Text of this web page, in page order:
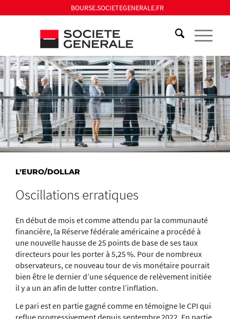
BOURSE.SOCIETEGENERALE.FR
L’EURO/DOLLAR
Oscillations erratiques
En début de mois et comme attendu par la communauté
financière, la Réserve fédérale américaine a procédé à
une nouvelle hausse de 25 points de base de ses taux
directeurs pour les porter à 5,25 %. Pour de nombreux
observateurs, ce nouveau tour de vis monétaire pourrait
bien être le dernier d’une séquence de relèvement initiée
il y a un an afin de lutter contre l’inflation.
Le pari est en partie gagné comme en témoigne le CPI qui